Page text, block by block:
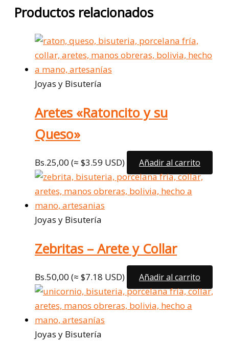
Productos relacionados
Joyas y Bisutería
Aretes «Ratoncito y su
Queso»
Bs.25,00 (≈ $3.59 USD) Añadir al carrito
Joyas y Bisutería
Zebritas – Arete y Collar
Bs.50,00 (≈ $7.18 USD) Añadir al carrito
Joyas y Bisutería